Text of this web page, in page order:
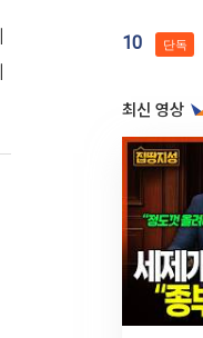
10 단독
최신 영상